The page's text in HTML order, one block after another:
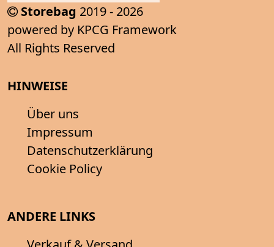
Storebag 2019 - 2026
powered by KPCG Framework
All Rights Reserved
HINWEISE
Über uns
Impressum
Datenschutzerklärung
Cookie Policy
ANDERE LINKS